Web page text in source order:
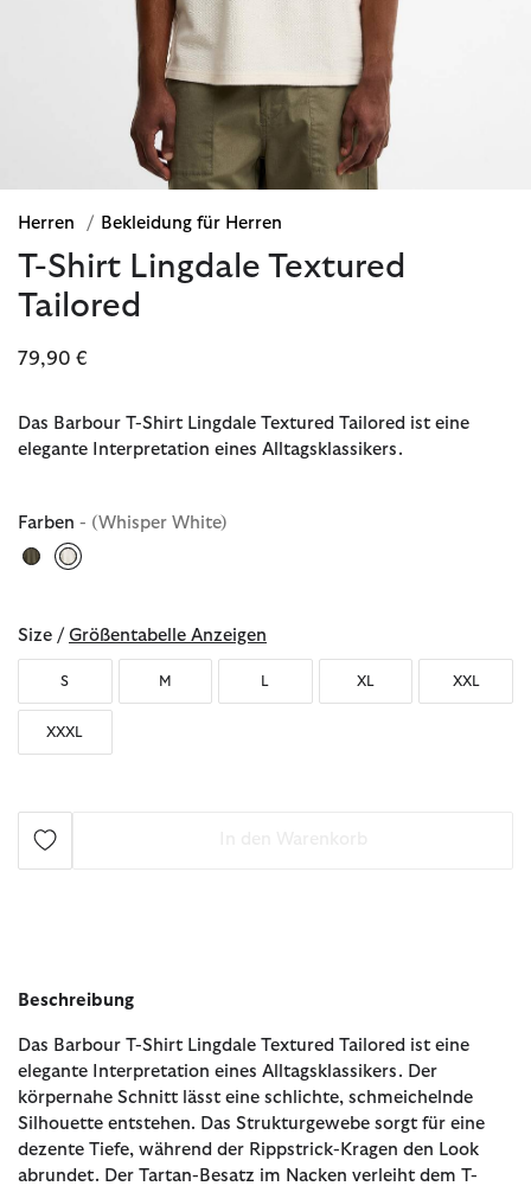
Herren / Bekleidung für Herren
T-Shirt Lingdale Textured
Tailored
79,90 €
Das Barbour T-Shirt Lingdale Textured Tailored ist eine
elegante Interpretation eines Alltagsklassikers.
Farben - (Whisper White)
Size / Größentabelle Anzeigen
S M L XL XXL
XXXL
Beschreibung
Das Barbour T-Shirt Lingdale Textured Tailored ist eine
elegante Interpretation eines Alltagsklassikers. Der
körpernahe Schnitt lässt eine schlichte, schmeichelnde
Silhouette entstehen. Das Strukturgewebe sorgt für eine
dezente Tiefe, während der Rippstrick-Kragen den Look
abrundet. Der Tartan-Besatz im Nacken verleiht dem T-